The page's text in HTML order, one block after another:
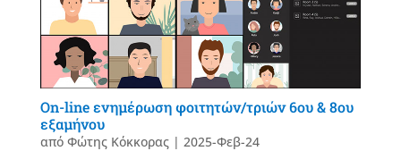
On-line ενημέρωση φοιτητών/τριών 6ου & 8ου
εξαμήνου
από Φώτης Κόκκορας| 2025-Φεβ-24